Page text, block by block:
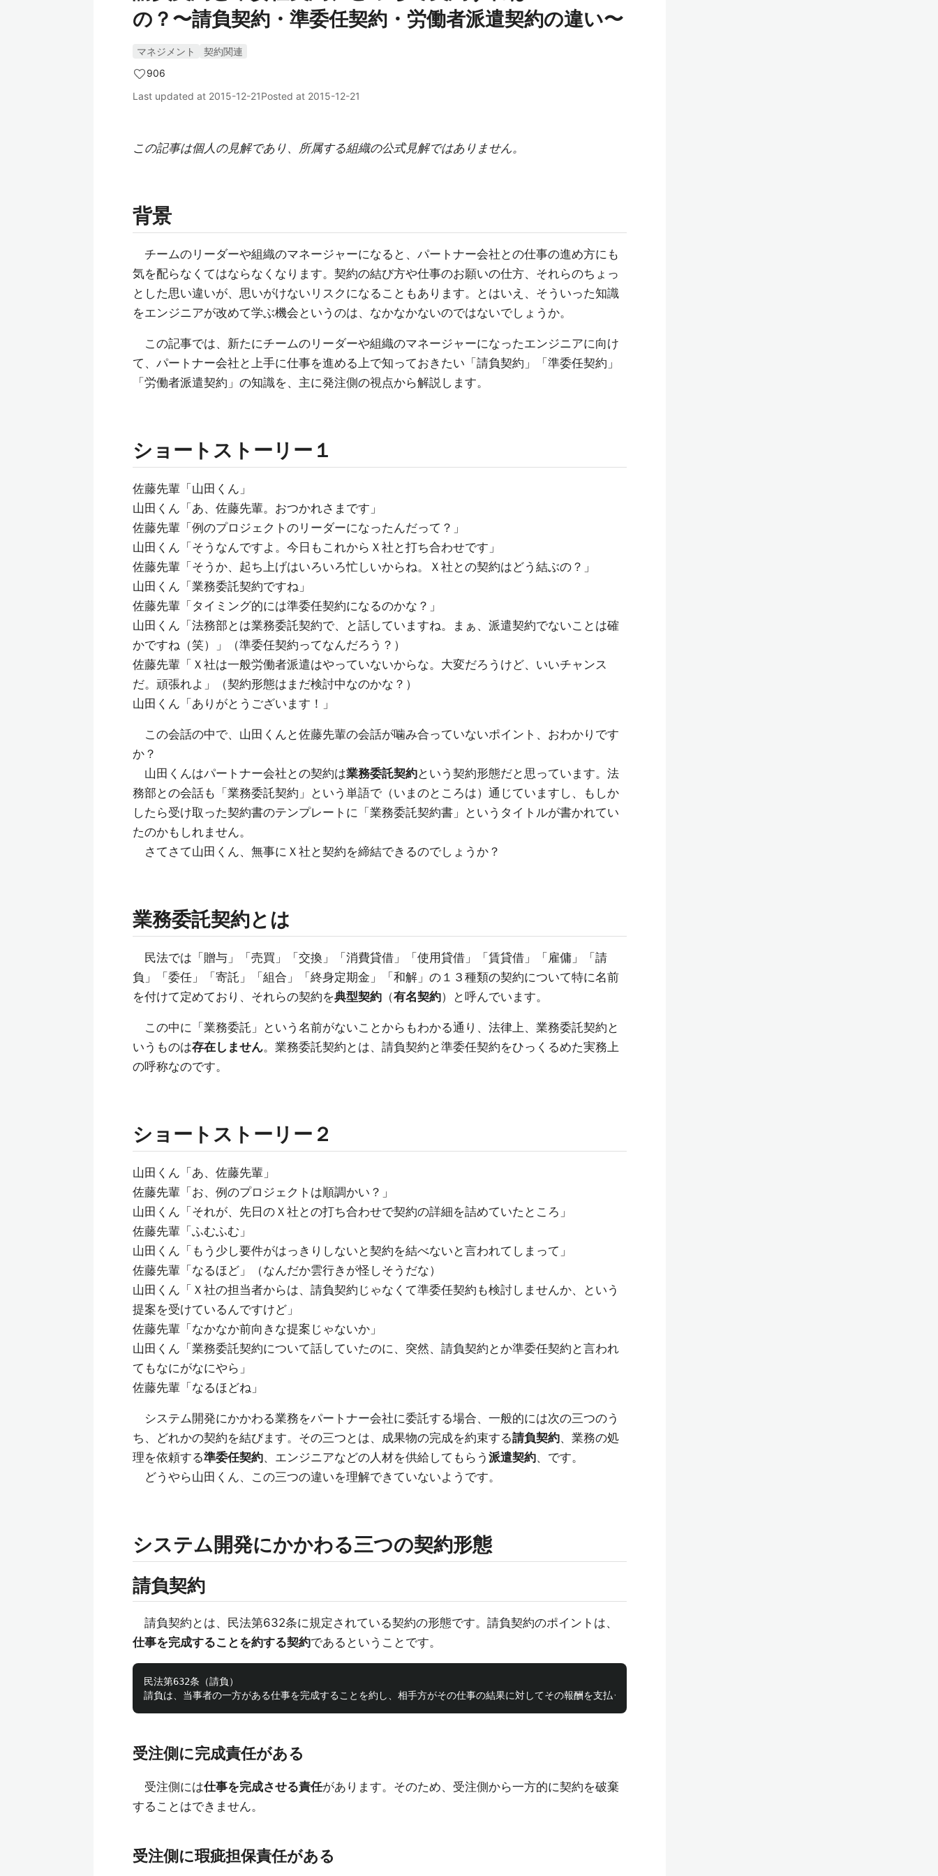
の？〜請負契約・準委任契約・労働者派遣契約の違い〜
マネジメント
契約関連
906
Last updated at 2015-12-21Posted at 2015-12-21
この記事は個人の見解であり、所属する組織の公式見解ではありません。
背景
チームのリーダーや組織のマネージャーになると、パートナー会社との仕事の進め方にも
気を配らなくてはならなくなります。契約の結び方や仕事のお願いの仕方、それらのちょっ
とした思い違いが、思いがけないリスクになることもあります。とはいえ、そういった知識
をエンジニアが改めて学ぶ機会というのは、なかなかないのではないでしょうか。
この記事では、新たにチームのリーダーや組織のマネージャーになったエンジニアに向け
て、パートナー会社と上手に仕事を進める上で知っておきたい「請負契約」「準委任契約」
「労働者派遣契約」の知識を、主に発注側の視点から解説します。
ショートストーリー１
佐藤先輩「山田くん」
山田くん「あ、佐藤先輩。おつかれさまです」
佐藤先輩「例のプロジェクトのリーダーになったんだって？」
山田くん「そうなんですよ。今日もこれからＸ社と打ち合わせです」
佐藤先輩「そうか、起ち上げはいろいろ忙しいからね。Ｘ社との契約はどう結ぶの？」
山田くん「業務委託契約ですね」
佐藤先輩「タイミング的には準委任契約になるのかな？」
山田くん「法務部とは業務委託契約で、と話していますね。まぁ、派遣契約でないことは確
かですね（笑）」（準委任契約ってなんだろう？）
佐藤先輩「Ｘ社は一般労働者派遣はやっていないからな。大変だろうけど、いいチャンス
だ。頑張れよ」（契約形態はまだ検討中なのかな？）
山田くん「ありがとうございます！」
この会話の中で、山田くんと佐藤先輩の会話が噛み合っていないポイント、おわかりです
か？
山田くんはパートナー会社との契約は業務委託契約という契約形態だと思っています。法
務部との会話も「業務委託契約」という単語で（いまのところは）通じていますし、もしか
したら受け取った契約書のテンプレートに「業務委託契約書」というタイトルが書かれてい
たのかもしれません。
さてさて山田くん、無事にＸ社と契約を締結できるのでしょうか？
業務委託契約とは
民法では「贈与」「売買」「交換」「消費貸借」「使用貸借」「賃貸借」「雇傭」「請
負」「委任」「寄託」「組合」「終身定期金」「和解」の１３種類の契約について特に名前
を付けて定めており、それらの契約を典型契約 （有名契約）と呼んでいます。
この中に「業務委託」という名前がないことからもわかる通り、法律上、業務委託契約と
いうものは存在しません。業務委託契約とは、請負契約と準委任契約をひっくるめた実務上
の呼称なのです。
ショートストーリー２
山田くん「あ、佐藤先輩」
佐藤先輩「お、例のプロジェクトは順調かい？」
山田くん「それが、先日のＸ社との打ち合わせで契約の詳細を詰めていたところ」
佐藤先輩「ふむふむ」
山田くん「もう少し要件がはっきりしないと契約を結べないと言われてしまって」
佐藤先輩「なるほど」（なんだか雲行きが怪しそうだな）
山田くん「Ｘ社の担当者からは、請負契約じゃなくて準委任契約も検討しませんか、という
提案を受けているんですけど」
佐藤先輩「なかなか前向きな提案じゃないか」
山田くん「業務委託契約について話していたのに、突然、請負契約とか準委任契約と言われ
てもなにがなにやら」
佐藤先輩「なるほどね」
システム開発にかかわる業務をパートナー会社に委託する場合、一般的には次の三つのう
ち、どれかの契約を結びます。その三つとは、成果物の完成を約束する請負契約、業務の処
理を依頼する準委任契約、エンジニアなどの人材を供給してもらう 派遣契約、です。
どうやら山田くん、この三つの違いを理解できていないようです。
システム開発にかかわる三つの契約形態
請負契約
請負契約とは、民法第632条に規定されている契約の形態です。請負契約のポイントは、
仕事を完成することを約する契約であるということです。
民法第632条（請負）
受注側に完成責任がある
受注側には仕事を完成させる責任があります。そのため、受注側から一方的に契約を破棄
することはできません。
受注側に瑕疵担保責任がある